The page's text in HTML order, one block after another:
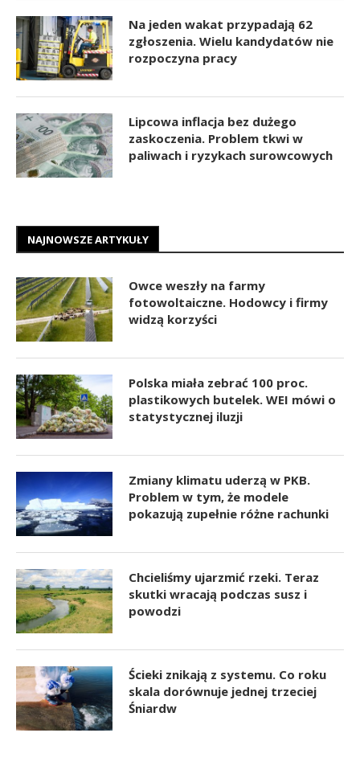
Na jeden wakat przypadają 62
zgłoszenia. Wielu kandydatów nie
rozpoczyna pracy
Lipcowa inflacja bez dużego
zaskoczenia. Problem tkwi w
paliwach i ryzykach surowcowych
NAJNOWSZE ARTYKUŁY
Owce weszły na farmy
fotowoltaiczne. Hodowcy i firmy
widzą korzyści
Polska miała zebrać 100 proc.
plastikowych butelek. WEI mówi o
statystycznej iluzji
Zmiany klimatu uderzą w PKB.
Problem w tym, że modele
pokazują zupełnie różne rachunki
Chcieliśmy ujarzmić rzeki. Teraz
skutki wracają podczas susz i
powodzi
Ścieki znikają z systemu. Co roku
skala dorównuje jednej trzeciej
Śniardw